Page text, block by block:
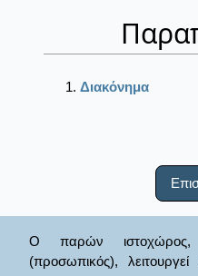
Διακόνημα
Ο παρών ιστοχώρος,
(προσωπικός),